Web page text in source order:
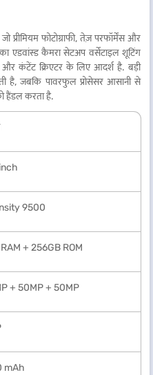
फोटोग्राफी, तेज़ परफॉर्मेंस और
एडवांस्ड कैमरा सेटअप वर्सेटाइल शूटिंग
और कंटेंट क्रिएटर के लिए आदर्श है. बड़ी
है, जबकि पावरफुल प्रोसेसर आसानी से
हैंडल करता है.
9500
+ 256GB ROM
+ 50MP + 50MP
mAh